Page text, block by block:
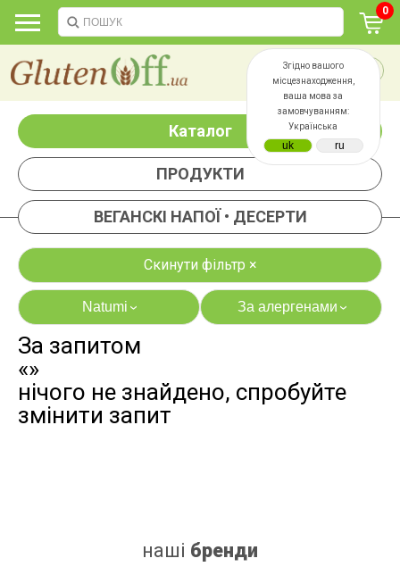
Згідно вашого
місцезнаходження,
ваша мова за
замовчуванням:
Українська
0
Каталог
ПРОДУКТИ
ВЕГАНСКІ НАПОЇ • ДЕСЕРТИ
Скинути фільтр ×
Natumi› За алергенами›
яєць
дріжджів
За запитом
«»
нічого не знайдено, спробуйте
змінити запит
наші бренди